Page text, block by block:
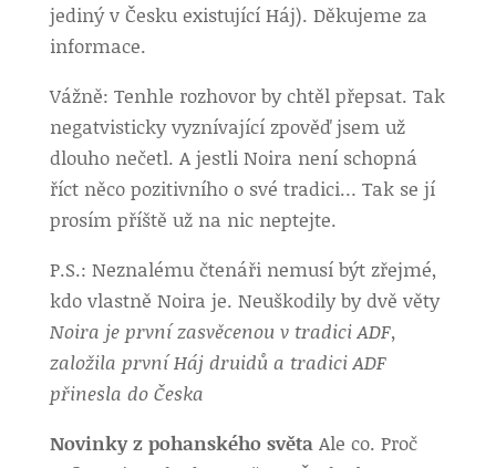
jediný v Česku existující Háj). Děkujeme za
informace.
Vážně: Tenhle rozhovor by chtěl přepsat. Tak
negatvisticky vyznívající zpověď jsem už
dlouho nečetl. A jestli Noira není schopná
říct něco pozitivního o své tradici… Tak se jí
prosím příště už na nic neptejte.
P.S.: Neznalému čtenáři nemusí být zřejmé,
kdo vlastně Noira je. Neuškodily by dvě věty
Noira je první zasvěcenou v tradici ADF,
založila první Háj druidů a tradici ADF
přinesla do Česka
Novinky z pohanského světaAle co. Proč